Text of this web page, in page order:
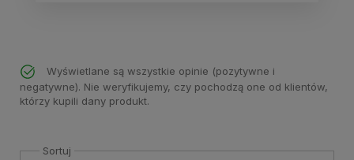
Wyświetlane są wszystkie opinie (pozytywne i
negatywne). Nie weryfikujemy, czy pochodzą one od klientów,
którzy kupili dany produkt.
Sortuj